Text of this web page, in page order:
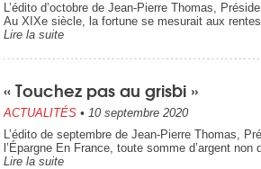
L’édito d’octobre de Jean-Pierre Thomas,
Au XIXe siècle, la fortune se mesurait aux
Lire la suite
« Touchez pas au grisbi »
ACTUALITÉS • 10 septembre 2020
L’édito de septembre de Jean-Pierre Thomas,
l’Épargne En France, toute somme d’argent
Lire la suite